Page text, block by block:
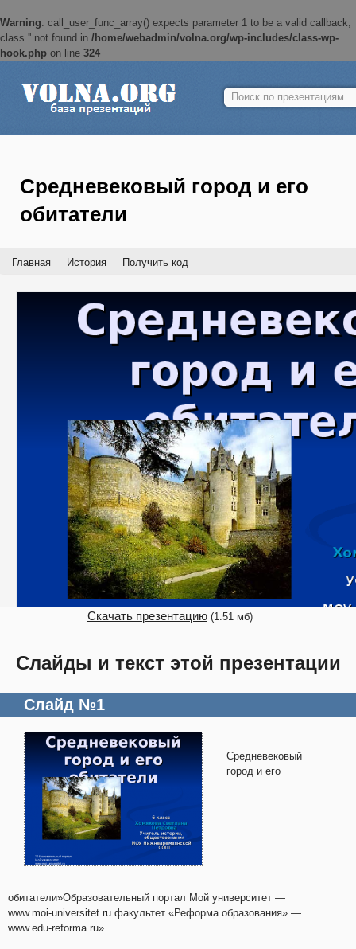
Warning: call_user_func_array() expects parameter 1 to be a valid callback,
class '' not found in /home/webadmin/volna.org/wp-includes/class-wp-
hook.php on line 324
Найти:
Средневековый город и его
обитатели
Главная История Получить код
Скачать презентацию (1.51 мб)
Слайды и текст этой презентации
Слайд №1
Средневековый
город и его
обитатели»Образовательный портал Мой университет —
www.moi-universitet.ru факультет «Реформа образования» —
www.edu-reforma.ru»